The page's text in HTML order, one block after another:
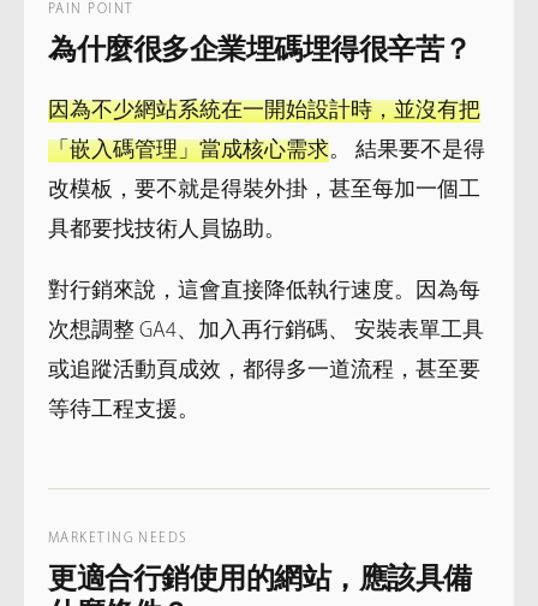
PAIN POINT
為什麼很多企業埋碼埋得很辛苦？
因為不少網站系統在一開始設計時，並沒有把
「嵌入碼管理」當成核心需求。 結果要不是得
改模板，要不就是得裝外掛，甚至每加一個工
具都要找技術人員協助。
對行銷來說，這會直接降低執行速度。因為每
次想調整 GA4、加入再行銷碼、 安裝表單工具
或追蹤活動頁成效，都得多一道流程，甚至要
等待工程支援。
MARKETING NEEDS
更適合行銷使用的網站，應該具備